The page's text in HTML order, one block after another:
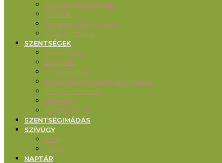
Liget Segítőszolgálat
Rendek
Oktatási intézmények
Idősek otthona
SZENTSÉGEK
Keresztség
Bérmálás
Oltáriszentség
Bűnbocsánat szentsége (gyónás)
Betegek kenete
Házasság
Egyházi rend
SZENTSÉGIMÁDÁS
SZÍVÜGY
Blog
Újság
NAPTÁR